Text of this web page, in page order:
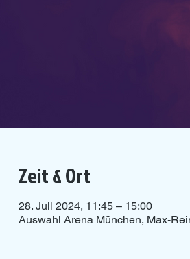
Zeit & Ort
28. Juli 2024, 11:45 – 15:00
Auswahl Arena München, Max-